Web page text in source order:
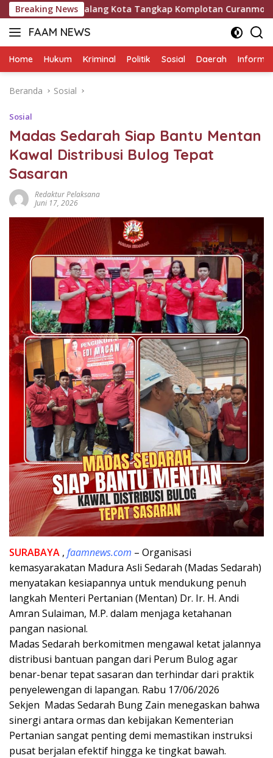
Langsung
ke
konten
Breaking News
Malang Kota Tangkap Komplotan Curanmor Antar Kota,
FAAM NEWS
Mengungkap
Mengawal
Home Hukum Kriminal Politik Sosial Daerah
Beranda Sosial
Sosial
Madas Sedarah Siap Bantu Mentan
Kawal Distribusi Bulog Tepat
Sasaran
Redaktur Pelaksana
Juni 17, 2026
SURABAYA , faamnews.com – Organisasi
kemasyarakatan Madura Asli Sedarah (Madas Sedarah)
menyatakan kesiapannya untuk mendukung penuh
langkah Menteri Pertanian (Mentan) Dr. Ir. H. Andi
Amran Sulaiman, M.P. dalam menjaga ketahanan
pangan nasional.
Madas Sedarah berkomitmen mengawal ketat jalannya
distribusi bantuan pangan dari Perum Bulog agar
benar-benar tepat sasaran dan terhindar dari praktik
penyelewengan di lapangan. Rabu 17/06/2026
Sekjen Madas Sedarah Bung Zain menegaskan bahwa
sinergi antara ormas dan kebijakan Kementerian
Pertanian sangat penting demi memastikan instruksi
pusat berjalan efektif hingga ke tingkat bawah.